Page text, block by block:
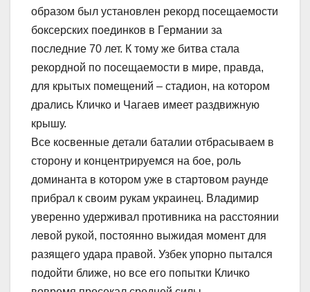
образом был установлен рекорд посещаемости
боксерских поединков в Германии за
последние 70 лет. К тому же битва стала
рекордной по посещаемости в мире, правда,
для крытых помещений – стадион, на котором
дрались Кличко и Чагаев имеет раздвижную
крышу.
Все косвенные детали баталии отбрасываем в
сторону и концентрируемся на бое, роль
доминанта в котором уже в стартовом раунде
прибрал к своим рукам украинец. Владимир
уверенно удерживал противника на расстоянии
левой рукой, постоянно выжидая момент для
разящего удара правой. Узбек упорно пытался
подойти ближе, но все его попытки Кличко